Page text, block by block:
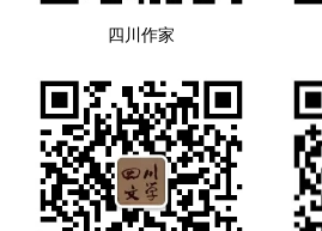
四川作家